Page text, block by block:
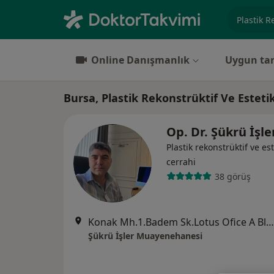
Online Danışmanlık Uygun
Bursa, Plastik Rekonstrüktif Ve
Op. Dr. Şükrü
Plastik rekonstrüktif ve
cerrahi
38 görüş
Konak Mh.1.Badem Sk.Lotus Ofice A Blok D:76, Bursa
Şükrü İşler Muayenehanesi